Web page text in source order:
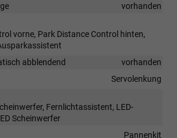
vorhanden
vorne, Park Distance Control hinten,
abblendend
vorhanden
Servolenkung
Fernlichtassistent, LED-
Scheinwerfer
Pannenkit